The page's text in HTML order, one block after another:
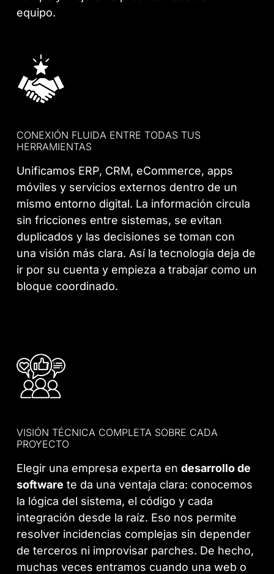
equipo.
CONEXIÓN FLUIDA ENTRE TODAS TUS
HERRAMIENTAS
Unificamos ERP, CRM, eCommerce, apps
móviles y servicios externos dentro de un
mismo entorno digital. La información circula
sin fricciones entre sistemas, se evitan
duplicados y las decisiones se toman con
una visión más clara. Así la tecnología deja de
ir por su cuenta y empieza a trabajar como un
bloque coordinado.
VISIÓN TÉCNICA COMPLETA SOBRE CADA
PROYECTO
Elegir una empresa experta endesarrollo de
software te da una ventaja clara: conocemos
la lógica del sistema, el código y cada
integración desde la raíz. Eso nos permite
resolver incidencias complejas sin depender
de terceros ni improvisar parches. De hecho,
muchas veces entramos cuando una web o